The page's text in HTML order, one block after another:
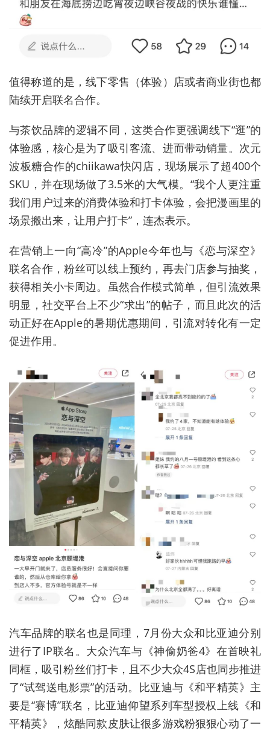
值得称道的是，线下零售（体验）店或者商业街也都
陆续开启联名合作。
与茶饮品牌的逻辑不同，这类合作更强调线下“逛”的
体验感，核心是为了吸引客流、进而带动销量。次元
波板糖合作的chiikawa快闪店，现场展示了超400个
SKU，并在现场做了3.5米的大气模。“我个人更注重
我们用户过来的消费体验和打卡体验，会把漫画里的
场景搬出来，让用户打卡”，连杰表示。
在营销上一向“高冷”的Apple今年也与《恋与深空》
联名合作，粉丝可以线上预约，再去门店参与抽奖，
获得相关小卡周边。虽然合作模式简单，但引流效果
明显，社交平台上不少“求出”的帖子，而且此次的活
动正好在Apple的暑期优惠期间，引流对转化有一定
促进作用。
汽车品牌的联名也是同理，7月份大众和比亚迪分别
进行了IP联名。大众汽车与《神偷奶爸4》在首映礼
同框，吸引粉丝们打卡，且不少大众4S店也同步推进
了“试驾送电影票”的活动。比亚迪与《和平精英》主
要是“赛博”联名，比亚迪仰望系列车型授权上线《和
平精英》，炫酷同款皮肤让很多游戏粉狠狠心动了一